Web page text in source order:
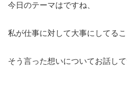
今日のテーマはですね、
私が仕事に対して大事にしてるこ
そう言った想いについてお話して